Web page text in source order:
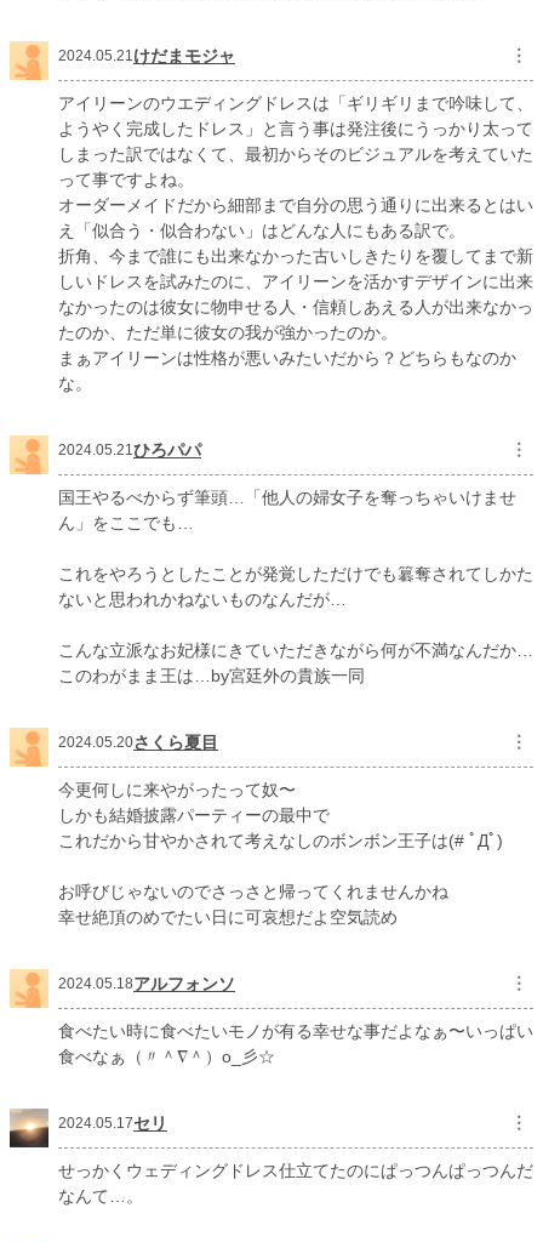
2024.05.21けだまモジャ ︙
アイリーンのウエディングドレスは「ギリギリまで吟味して、
ようやく完成したドレス」と言う事は発注後にうっかり太って
しまった訳ではなくて、最初からそのビジュアルを考えていた
って事ですよね。
オーダーメイドだから細部まで自分の思う通りに出来るとはい
え「似合う・似合わない」はどんな人にもある訳で。
折角、今まで誰にも出来なかった古いしきたりを覆してまで新
しいドレスを試みたのに、アイリーンを活かすデザインに出来
なかったのは彼女に物申せる人・信頼しあえる人が出来なかっ
たのか、ただ単に彼女の我が強かったのか。
まぁアイリーンは性格が悪いみたいだから？どちらもなのか
な。
2024.05.21ひろパパ ︙
国王やるべからず筆頭…「他人の婦女子を奪っちゃいけませ
ん」をここでも…
これをやろうとしたことが発覚しただけでも簒奪されてしかた
ないと思われかねないものなんだが…
こんな立派なお妃様にきていただきながら何が不満なんだか…
このわがまま王は…by宮廷外の貴族一同
2024.05.20さくら夏目 ︙
今更何しに来やがったって奴〜
しかも結婚披露パーティーの最中で
これだから甘やかされて考えなしのボンボン王子は(# ﾟДﾟ)
お呼びじゃないのでさっさと帰ってくれませんかね
幸せ絶頂のめでたい日に可哀想だよ空気読め
2024.05.18アルフォンソ ︙
食べたい時に食べたいモノが有る幸せな事だよなぁ〜いっぱい
食べなぁ（〃＾∇＾）o_彡☆
2024.05.17セリ ︙
せっかくウェディングドレス仕立てたのにぱっつんぱっつんだ
なんて…。